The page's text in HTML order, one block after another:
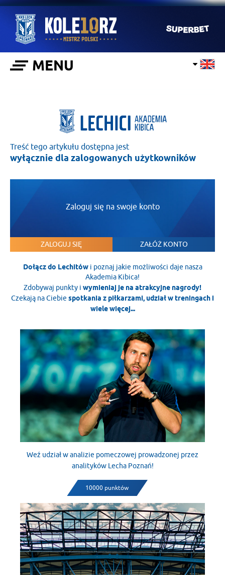
MENU
Treść tego artykułu dostępna jest
wyłącznie dla zalogowanych użytkowników
Zaloguj się na swoje konto
ZALOGUJ SIĘ ZAŁÓŻ KONTO
Dołącz do Lechitówi poznaj jakie możliwości daje nasza
Akademia Kibica!
Zdobywaj punkty i wymieniaj je na atrakcyjne nagrody!
Czekają na Ciebie spotkania z piłkarzami, udział w treningach i
wiele więcej...
Weź udział w analizie pomeczowej prowadzonej przez
analityków Lecha Poznań!
10000 punktów